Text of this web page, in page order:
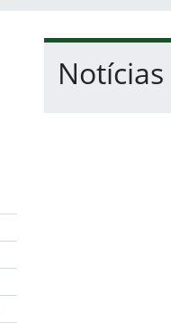
Início do conteúdo